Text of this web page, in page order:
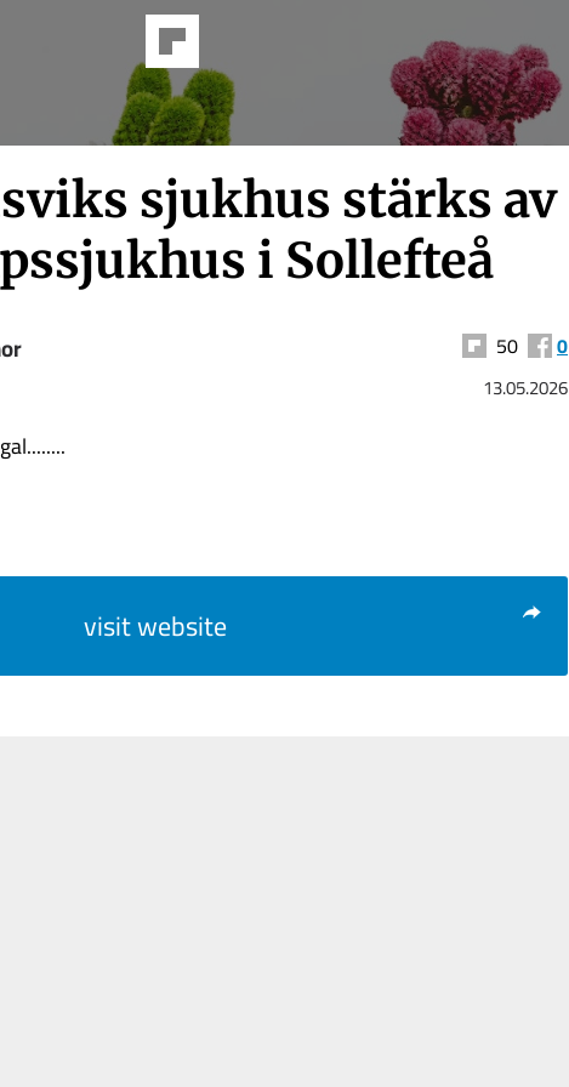
sjukhus stärks av
i Sollefteå
50 0
13.05.2026
visit website